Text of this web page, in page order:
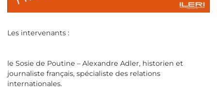
Les intervenants :
le Sosie de Poutine – Alexandre Adler, historien et
journaliste français, spécialiste des relations
internationales.